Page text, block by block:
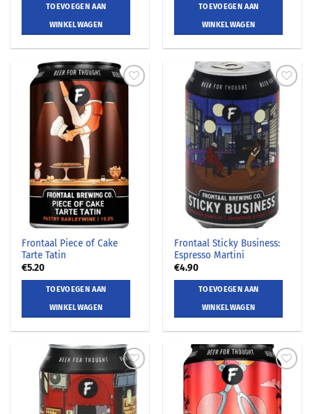
TOEVOEGEN AAN
WINKELWAGEN
TOEVOEGEN AAN
WINKELWAGEN
Frontaal Piece of Cake
Tarte Tatin
€5.20
TOEVOEGEN AAN
WINKELWAGEN
Frontaal Sticky Business:
Espresso Martini
€4.90
TOEVOEGEN AAN
WINKELWAGEN